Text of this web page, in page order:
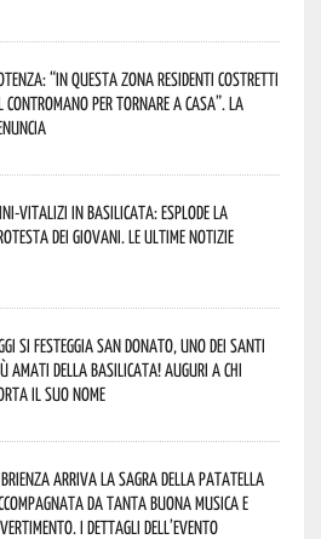
“In questa zona residenti costretti
contromano per tornare a casa”. La
vitalizi in Basilicata: esplode la
dei giovani. Le ultime notizie
si festeggia San Donato, uno dei Santi
amati della Basilicata! Auguri a chi
il suo nome
Brienza arriva la Sagra della Patatella
da tanta buona musica e
I dettagli dell’evento